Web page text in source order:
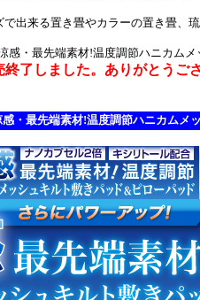
出来る置き畳やカラーの置き畳、
感・最先端素材!温度調節ハニカム
終了しました。ありがとうご
感・最先端素材!温度調節ハニカムメ